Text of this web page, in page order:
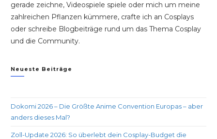
gerade zeichne, Videospiele spiele oder mich um meine
zahlreichen Pflanzen kümmere, crafte ich an Cosplays
oder schreibe Blogbeiträge rund um das Thema Cosplay
und die Community.
Neueste Beiträge
Dokomi 2026 – Die Größte Anime Convention Europas – aber
anders dieses Mal?
Zoll-Update 2026: So überlebt dein Cosplay-Budget die